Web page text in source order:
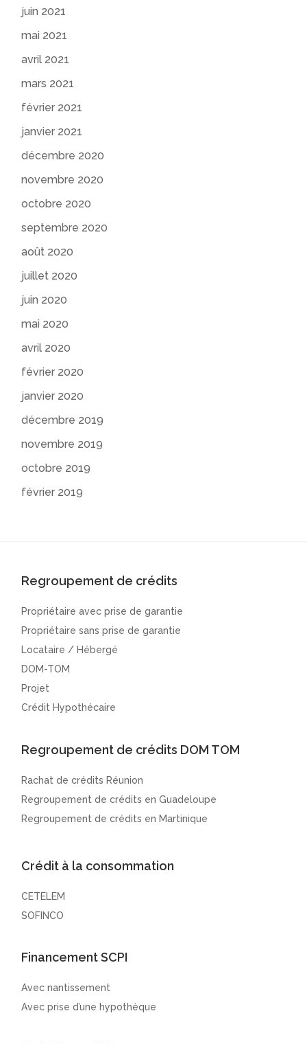
juin 2021
mai 2021
avril 2021
mars 2021
février 2021
janvier 2021
décembre 2020
novembre 2020
octobre 2020
septembre 2020
août 2020
juillet 2020
juin 2020
mai 2020
avril 2020
février 2020
janvier 2020
décembre 2019
novembre 2019
octobre 2019
février 2019
Regroupement de crédits
Propriétaire avec prise de garantie
Propriétaire sans prise de garantie
Locataire / Hébergé
DOM-TOM
Projet
Crédit Hypothécaire
Regroupement de crédits DOM TOM
Rachat de crédits Réunion
Regroupement de crédits en Guadeloupe
Regroupement de crédits en Martinique
Crédit à la consommation
CETELEM
SOFINCO
Financement SCPI
Avec nantissement
Avec prise d’une hypothèque